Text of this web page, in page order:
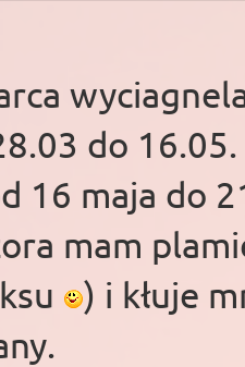
do 16.05.
16 maja do
mam
) i kłuje